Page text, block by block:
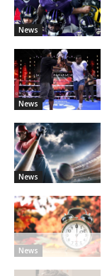
News
News
News
News